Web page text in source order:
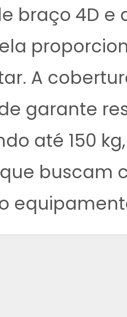
braço 4D
A
garante
até 150
buscam